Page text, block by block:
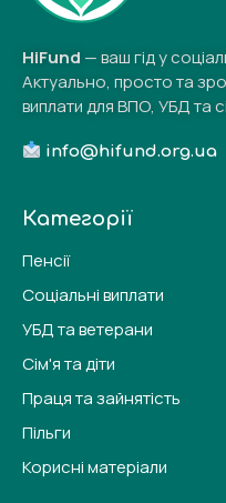
HiFund — ваш гід у
Актуально, просто та
виплати для ВПО, УБД та
info@hifund.org.ua
Категорії
Пенсії
Соціальні виплати
УБД та ветерани
Сім'я та діти
Праця та зайнятість
Пільги
Корисні матеріали